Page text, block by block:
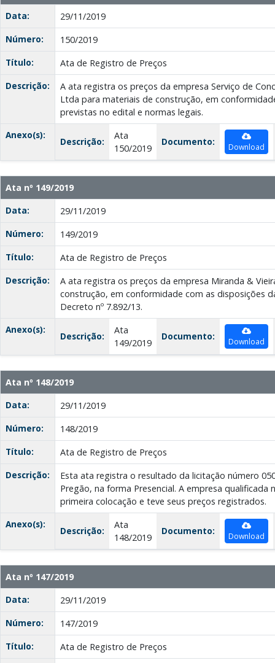
Data:
29/11/2019
Número:
150/2019
Título:
Ata de Registro de Preços
Descrição:
A ata registra os preços da empresa Serviço de
Ltda para materiais de construção, em
previstas no edital e normas legais.
Anexo(s):
Descrição:
Ata
150/2019
Documento: Download
Ata nº 149/2019
Data:
29/11/2019
Número:
149/2019
Título:
Ata de Registro de Preços
Descrição:
A ata registra os preços da empresa Miranda &
construção, em conformidade com as disposições
Decreto nº 7.892/13.
Anexo(s):
Descrição:
Ata
149/2019
Documento: Download
Ata nº 148/2019
Data:
29/11/2019
Número:
148/2019
Título:
Ata de Registro de Preços
Descrição:
Esta ata registra o resultado da licitação número
Pregão, na forma Presencial. A empresa qualificada
primeira colocação e teve seus preços registrados.
Anexo(s):
Descrição:
Ata
148/2019
Documento: Download
Ata nº 147/2019
Data:
29/11/2019
Número:
147/2019
Título:
Ata de Registro de Preços